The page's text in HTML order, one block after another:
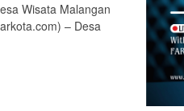
Wisata Malangan
– Desa